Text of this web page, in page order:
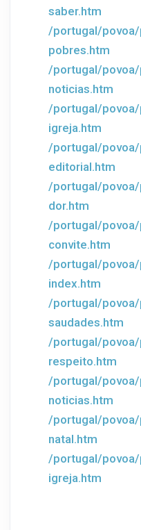
saber.htm
/portugal/
pobres.htm
/portugal/
noticias.htm
/portugal/
igreja.htm
/portugal/
editorial.htm
/portugal/
dor.htm
/portugal/
convite.htm
/portugal/
index.htm
/portugal/
saudades.htm
/portugal/
respeito.htm
/portugal/
noticias.htm
/portugal/
natal.htm
/portugal/
igreja.htm